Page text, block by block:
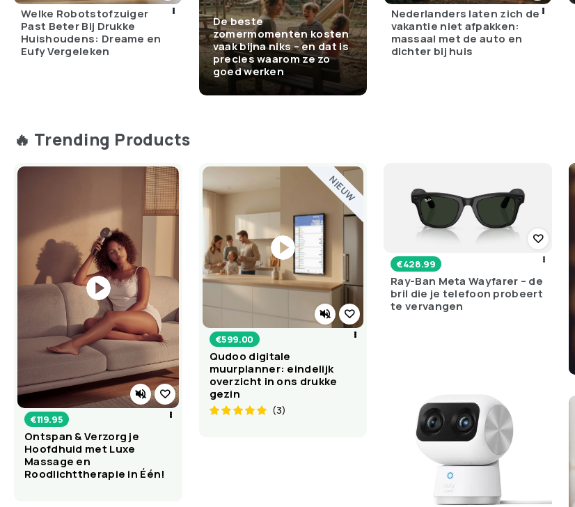
Welke Robotstofzuiger
Past Beter Bij Drukke
Huishoudens: Dreame en
Eufy Vergeleken
De beste
zomermomenten kosten
vaak bijna niks – en dat is
precies waarom ze zo
goed werken
Nederlanders laten zich de
vakantie niet afpakken:
massaal met de auto en
dichter bij huis
🔥 Trending Products
€119.95
Ontspan & Verzorg je
Hoofdhuid met Luxe
Massage en
Roodlichttherapie in Één!
NIEUW
€599.00
Qudoo digitale
muurplanner: eindelijk
overzicht in ons drukke
gezin
(3)
€428.99
Ray-Ban Meta Wayfarer – de
bril die je telefoon probeert
te vervangen